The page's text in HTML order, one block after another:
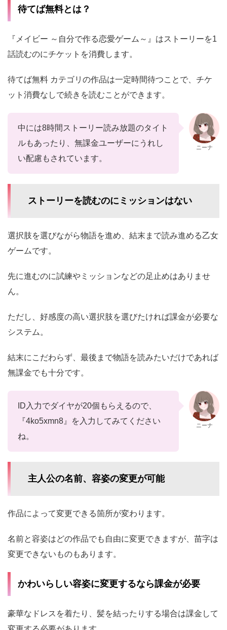
待てば無料とは？
『メイビー ～自分で作る恋愛ゲーム～』はストーリーを1
話読むのにチケットを消費します。
待てば無料 カテゴリの作品は一定時間待つことで、チケ
ット消費なしで続きを読むことができます。
中には8時間ストーリー読み放題のタイト
ルもあったり、無課金ユーザーにうれし
い配慮もされています。
ニーナ
ストーリーを読むのにミッションはない
選択肢を選びながら物語を進め、結末まで読み進める乙女
ゲームです。
先に進むのに試練やミッションなどの足止めはありませ
ん。
ただし、好感度の高い選択肢を選びたければ課金が必要な
システム。
結末にこだわらず、最後まで物語を読みたいだけであれば
無課金でも十分です。
ID入力でダイヤが20個もらえるので、
『4ko5xmn8』を入力してみてください
ね。
ニーナ
主人公の名前、容姿の変更が可能
作品によって変更できる箇所が変わります。
名前と容姿はどの作品でも自由に変更できますが、苗字は
変更できないものもあります。
かわいらしい容姿に変更するなら課金が必要
豪華なドレスを着たり、髪を結ったりする場合は課金して